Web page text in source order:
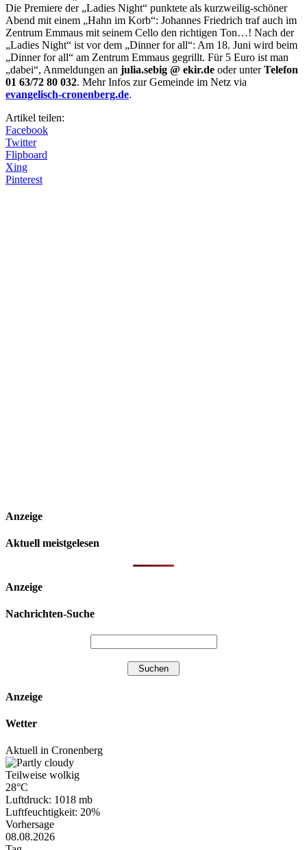
Die Premiere der „Ladies Night“ punktete als kurzweilig-schöner
Abend mit einem „Hahn im Korb“: Johannes Friedrich traf auch im
Zentrum Emmaus mit seinem Cello den richtigen Ton…! Nach der
„Ladies Night“ ist vor dem „Dinner for all“: Am 18. Juni wird beim
„Dinner for all“ am Zentrum Emmaus gegrillt. Für 5 Euro ist man
„dabei“, Anmeldungen an julia.sebig @ ekir.de oder unterTelefon
01 63/72 80 032. Mehr Infos zur Gemeinde im Netz via
evangelisch-cronenberg.de.
Artikel teilen:
Facebook
Twitter
Flipboard
Xing
Pinterest
Anzeige
Aktuell meistgelesen
Anzeige
Nachrichten-Suche
Anzeige
Wetter
Aktuell in Cronenberg
Teilweise wolkig
28°C
Luftdruck: 1018 mb
Luftfeuchtigkeit: 20%
Vorhersage
08.08.2026